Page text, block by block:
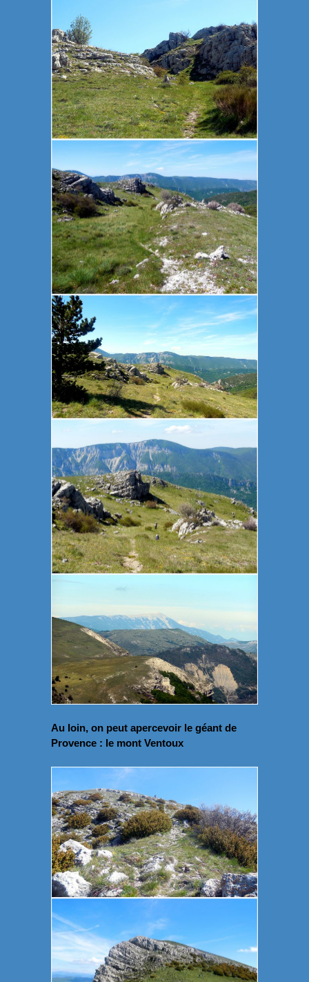
Au loin, on peut apercevoir le géant de
Provence : le mont Ventoux